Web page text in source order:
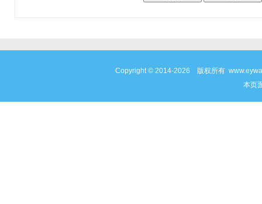
Copyright © 2014-2026 版权所有
本页